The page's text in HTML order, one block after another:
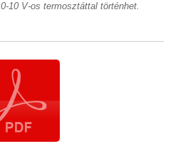
10 V-os termosztáttal történhet.